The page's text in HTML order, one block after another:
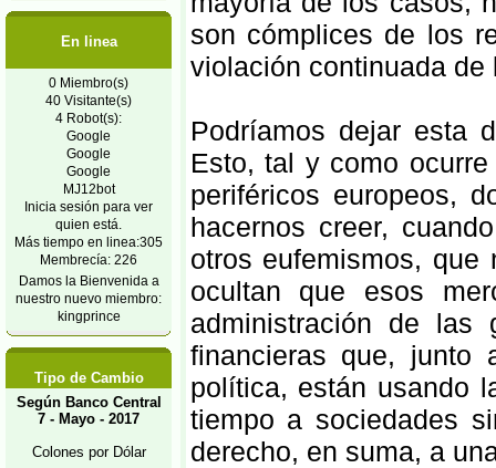
En linea
0 Miembro(s)
40 Visitante(s)
4 Robot(s):
Google
Google
Google
MJ12bot
Inicia sesión para ver
quien está.
Más tiempo en linea:305
Membrecía: 226
Damos la Bienvenida a
nuestro nuevo miembro:
kingprince
Tipo de Cambio
Según Banco Central
7 - Mayo - 2017
Colones por Dólar
son cómplices de los
violación continuada de
Podríamos dejar esta
Esto, tal y como
periféricos europeos,
hacernos creer,
otros eufemismos, que
ocultan que esos
administración de las
financieras que,
política, están usando
tiempo a sociedades
derecho, en suma, a